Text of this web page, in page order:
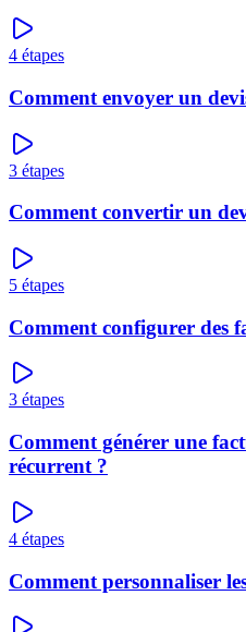
4 étapes
Comment envoyer un
3 étapes
Comment convertir un
5 étapes
Comment configurer des
3 étapes
Comment générer une
récurrent ?
4 étapes
Comment personnaliser